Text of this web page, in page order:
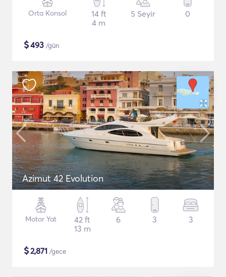
Orta Konsol
14 ft
4 m
5 Seyir 0
$493 /gün
Azimut 42 Evolution
Motor Yat
42 ft
13 m
6 3 3
$2,871 /gece